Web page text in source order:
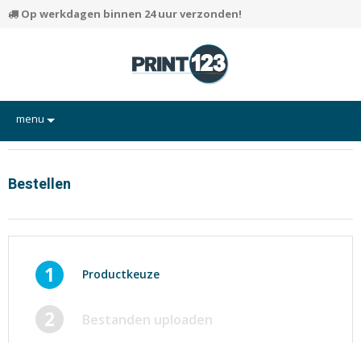
Op werkdagen binnen 24 uur verzonden!
menu
Flyers
Hand-outs/Losbladig
Posters
Rapporten/Verslagen
Certificaten/Diploma's
Visitekaartjes
Bestellen
1 Productkeuze
2 Bestanden uploaden